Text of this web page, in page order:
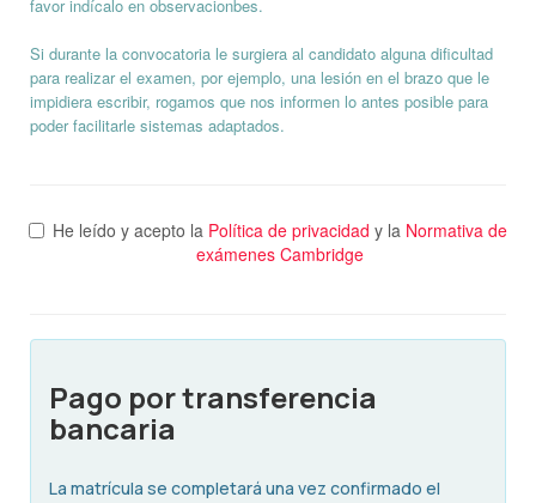
favor indícalo en observacionbes.
Si durante la convocatoria le surgiera al candidato alguna dificultad
para realizar el examen, por ejemplo, una lesión en el brazo que le
impidiera escribir, rogamos que nos informen lo antes posible para
poder facilitarle sistemas adaptados.
He leído y acepto la Política de privacidad y la Normativa de
exámenes Cambridge
Pago por transferencia
bancaria
La matrícula se completará una vez confirmado el